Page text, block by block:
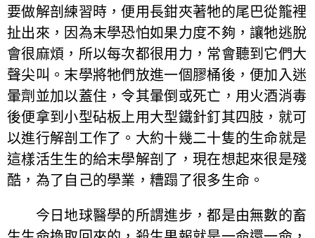
要做解剖練習時，便用長鉗夾著牠的尾巴從籠裡
扯出來，因為末學恐怕如果力度不夠，讓牠逃脫
會很麻煩，所以每次都很用力，常會聽到它們大
聲尖叫。末學將牠們放進一個膠桶後，便加入迷
暈劑並加以蓋住，令其暈倒或死亡，用火酒消毒
後便拿到小型砧板上用大型鐵針釘其四肢，就可
以進行解剖工作了。大約十幾二十隻的生命就是
這樣活生生的給末學解剖了，現在想起來很是殘
酷，為了自己的學業，糟蹋了很多生命。
今日地球醫學的所謂進步，都是由無數的畜